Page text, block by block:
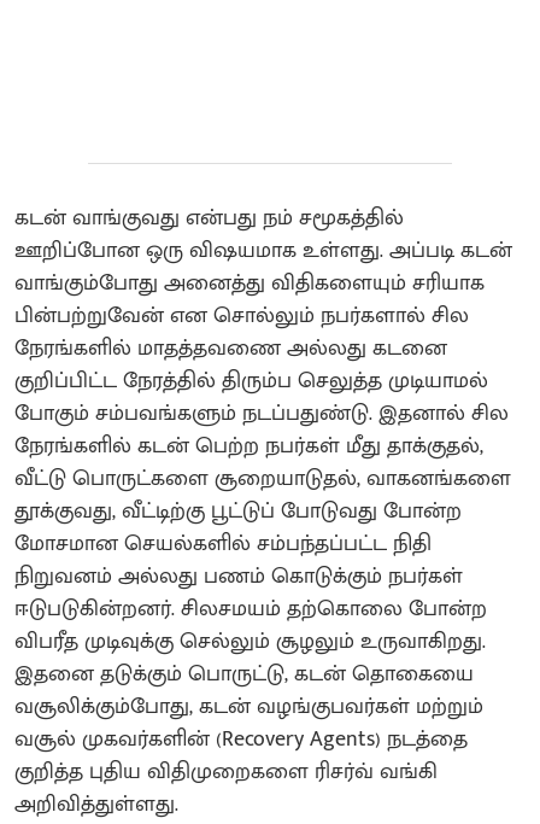
கடன் வாங்குவது என்பது நம் சமூகத்தில்
ஊறிப்போன ஒரு விஷயமாக உள்ளது. அப்படி கடன்
வாங்கும்போது அனைத்து விதிகளையும் சரியாக
பின்பற்றுவேன் என சொல்லும் நபர்களால் சில
நேரங்களில் மாதத்தவணை அல்லது கடனை
குறிப்பிட்ட நேரத்தில் திரும்ப செலுத்த முடியாமல்
போகும் சம்பவங்களும் நடப்பதுண்டு. இதனால் சில
நேரங்களில் கடன் பெற்ற நபர்கள் மீது தாக்குதல்,
வீட்டு பொருட்களை சூறையாடுதல், வாகனங்களை
தூக்குவது, வீட்டிற்கு பூட்டுப் போடுவது போன்ற
மோசமான செயல்களில் சம்பந்தப்பட்ட நிதி
நிறுவனம் அல்லது பணம் கொடுக்கும் நபர்கள்
ஈடுபடுகின்றனர். சிலசமயம் தற்கொலை போன்ற
விபரீத முடிவுக்கு செல்லும் சூழலும் உருவாகிறது.
இதனை தடுக்கும் பொருட்டு, கடன் தொகையை
வசூலிக்கும்போது, ​​கடன் வழங்குபவர்கள் மற்றும்
வசூல் முகவர்களின் (Recovery Agents) நடத்தை
குறித்த புதிய விதிமுறைகளை ரிசர்வ் வங்கி
அறிவித்துள்ளது.